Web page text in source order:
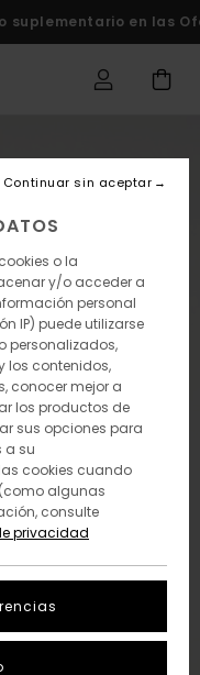
en las
o la
y/o acceder a
personal
IP) puede utilizarse
personalizados,
los contenidos,
conocer mejor a
los productos de
sus opciones para
a su
cookies cuando
algunas
consulte
privacidad
Continuar sin aceptar